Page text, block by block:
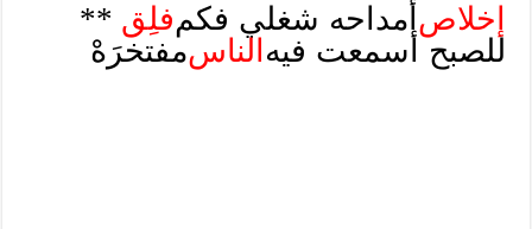
إخلاص أمداحه شغلي فكمفلِق **
للصبح أسمعت فيه الناسمفتخرَهْ